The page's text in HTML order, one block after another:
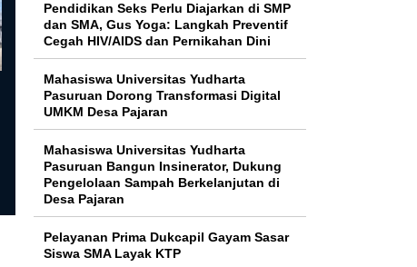
Editorial
Menjaga Marwah Bank Daerah,
Tak Bisa Dihindari
Editorial
Perbankan?
Pendidikan Seks Perlu Diajarkan di SMP
dan SMA, Gus Yoga: Langkah Preventif
Cegah HIV/AIDS dan Pernikahan Dini
Mahasiswa Universitas Yudharta
Pasuruan Dorong Transformasi Digital
UMKM Desa Pajaran
Mahasiswa Universitas Yudharta
Pasuruan Bangun Insinerator, Dukung
Pengelolaan Sampah Berkelanjutan di
Desa Pajaran
Pelayanan Prima Dukcapil Gayam Sasar
Siswa SMA Layak KTP